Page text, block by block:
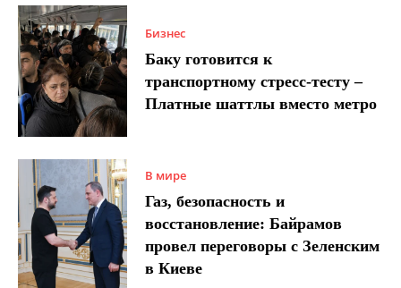
Бизнес
Баку готовится к
транспортному стресс-тесту –
Платные шаттлы вместо метро
В мире
Газ, безопасность и
восстановление: Байрамов
провел переговоры с Зеленским
в Киеве